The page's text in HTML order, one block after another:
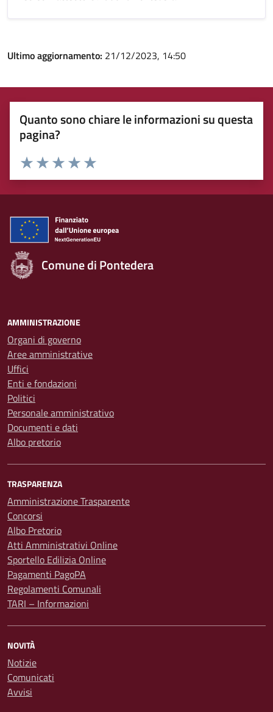
Ultimo aggiornamento: 21/12/2023, 14:50
Quanto sono chiare le informazioni su questa
pagina?
Rating:
Valuta 5 stelle su 5
Valuta 4 stelle su 5
Valuta 3 stelle su 5
Valuta 2 stelle su 5
Valuta 1 stelle su 5
Comune di Pontedera
AMMINISTRAZIONE
Organi di governo
Aree amministrative
Uffici
Enti e fondazioni
Politici
Personale amministrativo
Documenti e dati
Albo pretorio
TRASPARENZA
Amministrazione Trasparente
Concorsi
Albo Pretorio
Atti Amministrativi Online
Sportello Edilizia Online
Pagamenti PagoPA
Regolamenti Comunali
TARI – Informazioni
NOVITÀ
Notizie
Comunicati
Avvisi